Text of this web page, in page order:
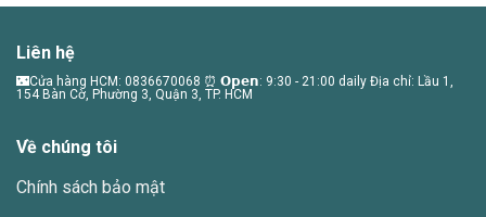
Liên hệ
🌃Cửa hàng HCM: 0836670068 ⏰ 𝗢𝗽𝗲𝗻: 9:30 - 21:00 daily Địa chỉ: Lầu 1,
154 Bàn Cờ, Phường 3, Quận 3, TP. HCM
Về chúng tôi
Chính sách bảo mật